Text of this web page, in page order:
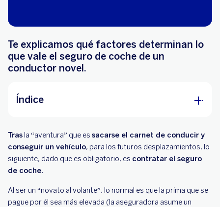
Te explicamos qué factores determinan lo
que vale el seguro de coche de un
conductor novel.
Índice
conductor novel?
¿Cuáles son los tipos de seguro que puede
contratar un conductor novel?
¿Qué coberturas incluye un seguro para un
conductor novel?
Trasla “aventura” que es sacarse el carnet de conducir y
conseguir un vehículo, para los futuros desplazamientos, lo
siguiente, dado que es obligatorio, es contratar el seguro
de coche.
Al ser un “novato al volante”, lo normal es que la prima que se
pague por él sea más elevada (la aseguradora asume un